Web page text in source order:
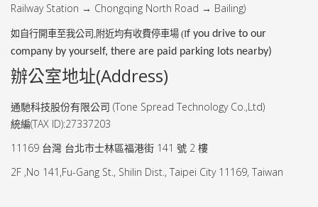
Railway Station → Chongqing North Road → Bailing)
如自行開車至我公司 附近均有收費停車場 (If you drive to our
company by yourself, there are paid parking lots nearby)
辦公室地址(Address)
通馳科技股份有限公司 (Tone Spread Technology Co.,Ltd)
統編(TAX ID):27337203
11169 台灣 台北市士林區福港街 141 號 2 樓
2F ,No 141,Fu-Gang St., Shilin Dist., Taipei City 11169, Taiwan